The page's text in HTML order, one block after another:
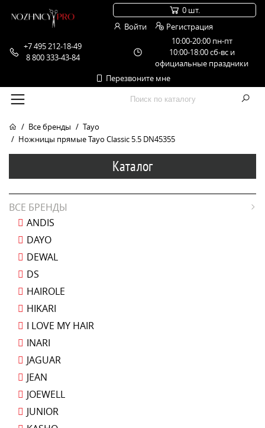
+7 495 212-18-49
8 800 333-43-84
10:00-20:00 пн-пт
10:00-18:00 сб-вс и
официальные праздники
Перезвоните мне
0 шт.
Войти
Регистрация
Все бренды
Tayo
Ножницы прямые Tayo Classic 5.5 DN45355
Каталог
ВСЕ БРЕНДЫ
ANDIS
DAYO
DEWAL
DS
HAIROLE
HIKARI
I LOVE MY HAIR
INARI
JAGUAR
JEAN
JOEWELL
JUNIOR